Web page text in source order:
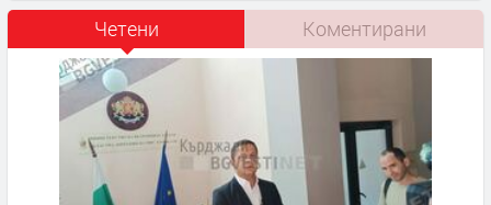
Четени Коментирани